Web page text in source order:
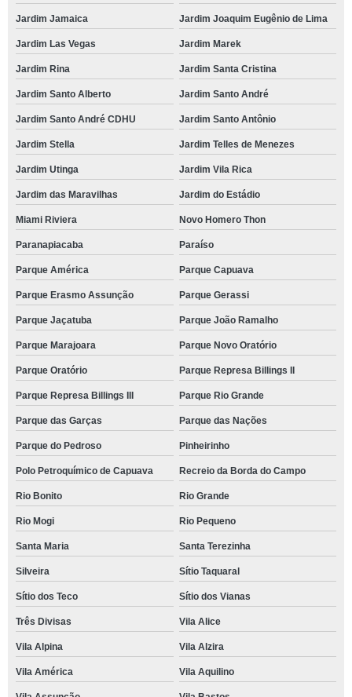
Jardim Jamaica Jardim Joaquim Eugênio de Lima
Jardim Las Vegas Jardim Marek
Jardim Rina Jardim Santa Cristina
Jardim Santo Alberto Jardim Santo André
Jardim Santo André CDHU Jardim Santo Antônio
Jardim Stella Jardim Telles de Menezes
Jardim Utinga Jardim Vila Rica
Jardim das Maravilhas Jardim do Estádio
Miami Riviera Novo Homero Thon
Paranapiacaba Paraíso
Parque América Parque Capuava
Parque Erasmo Assunção Parque Gerassi
Parque Jaçatuba Parque João Ramalho
Parque Marajoara Parque Novo Oratório
Parque Oratório Parque Represa Billings II
Parque Represa Billings III Parque Rio Grande
Parque das Garças Parque das Nações
Parque do Pedroso Pinheirinho
Polo Petroquímico de Capuava Recreio da Borda do Campo
Rio Bonito Rio Grande
Rio Mogi Rio Pequeno
Santa Maria Santa Terezinha
Silveira Sítio Taquaral
Sítio dos Teco Sítio dos Vianas
Três Divisas Vila Alice
Vila Alpina Vila Alzira
Vila América Vila Aquilino